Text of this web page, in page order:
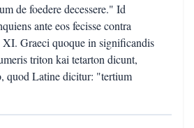
de foedere decessere." Id
ante eos fecisse contra
XI. Graeci quoque in significandis
triton kai tetarton dicunt,
quod Latine dicitur: "tertium